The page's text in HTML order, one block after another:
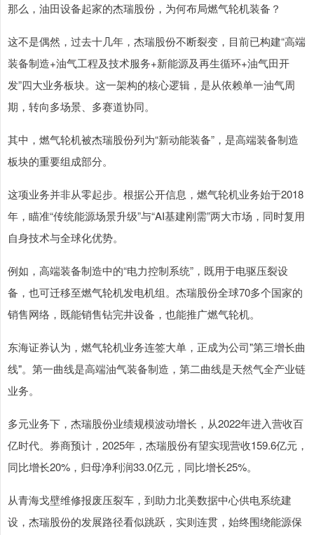
那么，油田设备起家的杰瑞股份，为何布局燃气轮机装备？
这不是偶然，过去十几年，杰瑞股份不断裂变，目前已构建“高端
装备制造+油气工程及技术服务+新能源及再生循环+油气田开
发”四大业务板块。这一架构的核心逻辑，是从依赖单一油气周
期，转向多场景、多赛道协同。
其中，燃气轮机被杰瑞股份列为“新动能装备”，是高端装备制造
板块的重要组成部分。
这项业务并非从零起步。根据公开信息，燃气轮机业务始于2018
年，瞄准“传统能源场景升级”与“AI基建刚需”两大市场，同时复用
自身技术与全球化优势。
例如，高端装备制造中的“电力控制系统”，既用于电驱压裂设
备，也可迁移至燃气轮机发电机组。杰瑞股份全球70多个国家的
销售网络，既能销售钻完井设备，也能推广燃气轮机。
东海证券认为，燃气轮机业务连签大单，正成为公司"第三增长曲
线"。第一曲线是高端油气装备制造，第二曲线是天然气全产业链
业务。
多元业务下，杰瑞股份业绩规模波动增长，从2022年进入营收百
亿时代。券商预计，2025年，杰瑞股份有望实现营收159.6亿元，
同比增长20%，归母净利润33.0亿元，同比增长25%。
从青海戈壁维修报废压裂车，到助力北美数据中心供电系统建
设，杰瑞股份的发展路径看似跳跃，实则连贯，始终围绕能源保